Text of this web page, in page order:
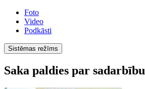
Foto
Video
Podkāsti
Sistēmas režīms
Saka paldies par sadarbību